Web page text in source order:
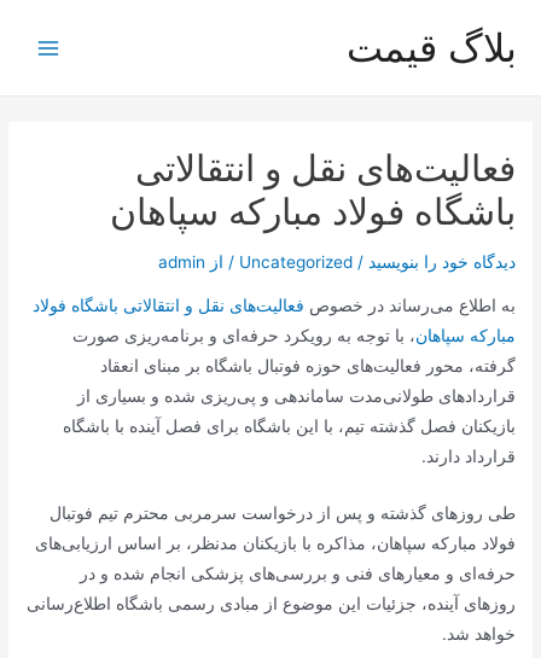
محتوا
بلاگ قیمت
فعالیت‌های نقل و انتقالاتی
باشگاه فولاد مبارکه سپاهان
دیدگاه‌ خود را بنویسید /
Uncategorized / از admin
به اطلاع می‌رساند در خصوص فعالیت‌های نقل و انتقالاتی باشگاه فولاد
مبارکه سپاهان، با توجه به رویکرد حرفه‌ای و برنامه‌ریزی صورت
گرفته، محور فعالیت‌های حوزه فوتبال باشگاه بر مبنای انعقاد
قراردادهای طولانی‌مدت ساماندهی و پی‌ریزی شده و بسیاری از
بازیکنان فصل گذشته تیم، با این باشگاه برای فصل آینده با باشگاه
قرارداد دارند.
طی روزهای گذشته و پس از درخواست سرمربی محترم تیم فوتبال
فولاد مبارکه سپاهان، مذاکره با بازیکنان مدنظر، بر اساس ارزیابی‌های
حرفه‌ای و معیارهای فنی و بررسی‌های پزشکی انجام شده و در
روزهای آینده، جزئیات این موضوع از مبادی رسمی باشگاه اطلاع‌رسانی
خواهد شد.